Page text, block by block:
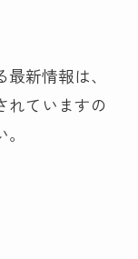
新情報は、
れていますの